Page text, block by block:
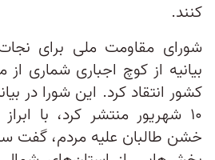
کنند.
شورای مقاومت ملی برای
بیانیه از کوچ اجباری شماری
کشور انتقاد کرد. این شورا در
۱۰ شهریور منتشر کرد، با
خشن طالبان علیه مردم، گفت